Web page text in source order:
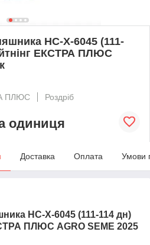
НС-Х-6045 (111-
ЕКСТРА ПЛЮС
ПЛЮС
Роздріб
одиниця
Доставка Оплата Умови
НС-Х-6045 (111-114 дн)
ПЛЮС AGRO SEME 2025